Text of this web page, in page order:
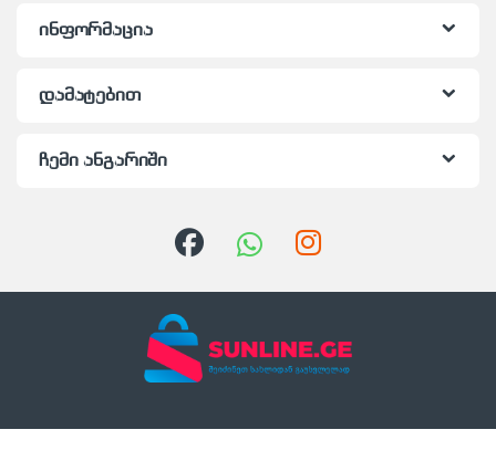
ინფორმაცია
დამატებით
ჩემი ანგარიში